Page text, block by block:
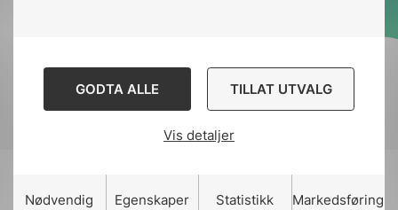
GODTA ALLE TILLAT UTVALG
Vis detaljer
Nødvendig Egenskaper Statistikk Markedsføring